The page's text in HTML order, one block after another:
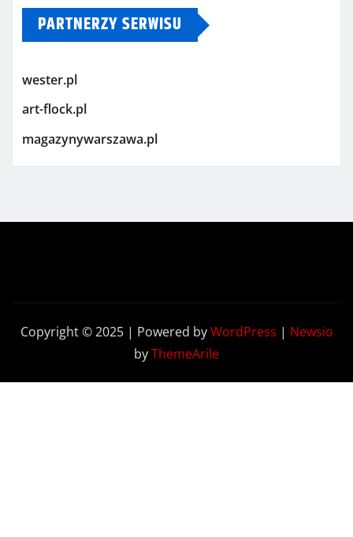
PARTNERZY SERWISU
wester.pl
art-flock.pl
magazynywarszawa.pl
Copyright © 2025 | Powered byWordPress | Newsio
byThemeArile